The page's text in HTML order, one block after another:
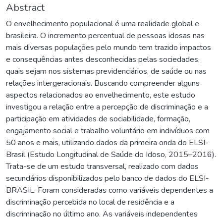
Abstract
O envelhecimento populacional é uma realidade global e
brasileira. O incremento percentual de pessoas idosas nas
mais diversas populações pelo mundo tem trazido impactos
e consequências antes desconhecidas pelas sociedades,
quais sejam nos sistemas previdenciários, de saúde ou nas
relações intergeracionais. Buscando compreender alguns
aspectos relacionados ao envelhecimento, este estudo
investigou a relação entre a percepção de discriminação e a
participação em atividades de sociabilidade, formação,
engajamento social e trabalho voluntário em indivíduos com
50 anos e mais, utilizando dados da primeira onda do ELSI-
Brasil (Estudo Longitudinal de Saúde do Idoso, 2015–2016).
Trata-se de um estudo transversal, realizado com dados
secundários disponibilizados pelo banco de dados do ELSI-
BRASIL. Foram consideradas como variáveis dependentes a
discriminação percebida no local de residência e a
discriminação no último ano. As variáveis independentes